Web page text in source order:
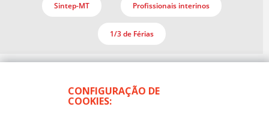
CONFIGURAÇÃO DE
COOKIES:
Sintep-MT Profissionais interinos
1/3 de Férias